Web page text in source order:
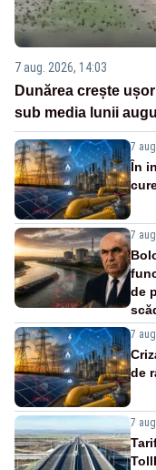
7 aug. 2026, 14:03
Dunărea crește
sub media lunii
7
În
7
de
7
de
7